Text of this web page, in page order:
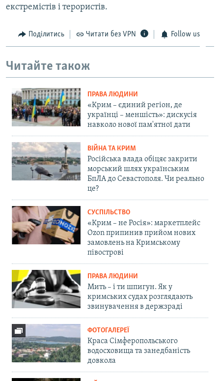
екстремістів і терористів.
Поділитись Читати без VPN Follow us
Читайте також
ПРАВА ЛЮДИНИ
«Крим – єдиний регіон, де
українці – меншість»: дискусія
навколо нової пам'ятної дати
ВІЙНА ТА КРИМ
Російська влада обіцяє закрити
морський шлях українським
БпЛА до Севастополя. Чи реально
це?
СУСПІЛЬСТВО
«Крим – не Росія»: маркетплейс
Ozon припинив прийом нових
замовлень на Кримському
півострові
ПРАВА ЛЮДИНИ
Мить – і ти шпигун. Як у
кримських судах розглядають
звинувачення в держзраді
ФОТОГАЛЕРЕЇ
Краса Сімферопольського
водосховища та занедбаність
довкола